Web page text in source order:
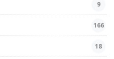
9
166
18